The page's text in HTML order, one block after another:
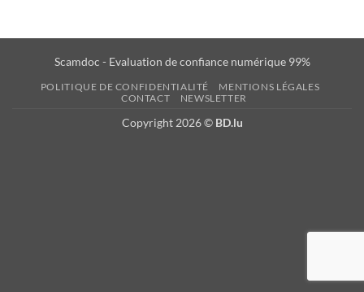
Scamdoc - Evaluation de confiance numérique 99%
POLITIQUE DE CONFIDENTIALITÉ
MENTIONS LÉGALES
CONTACT
NEWSLETTER
Copyright 2026 © BD.lu